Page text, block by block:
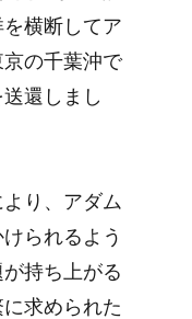
横断してア
の千葉沖で
還しまし
り、アダム
られるよう
持ち上がる
求められた